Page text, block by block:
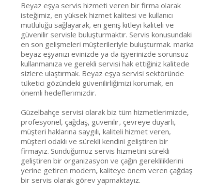
Beyaz eşya servis hizmeti veren bir firma olarak
isteğimiz, en yüksek hizmet kalitesi ve kullanıcı
mutluluğu sağlayarak, en geniş kitleyi kaliteli ve
güvenilir servisle buluşturmaktır. Servis konusundaki
en son gelişmeleri müşterileriyle buluşturmak. marka
beyaz eşyanızı evinizde ya da işyerinizde sorunsuz
kullanmanıza ve gerekli servisi hak ettiğiniz kalitede
sizlere ulaştırmak. Beyaz eşya servisi sektöründe
tüketici gözündeki güvenilirliğimizi korumak, en
önemli hedeflerimizdir.
Güzelbahçe servisi olarak biz tüm hizmetlerimizde,
profesyonel, çağdaş, güvenilir, çevreye duyarlı,
müşteri haklarına saygılı, kaliteli hizmet veren,
müşteri odaklı ve sürekli kendini geliştiren bir
firmayız. Sunduğumuz servis hizmetini sürekli
geliştiren bir organizasyon ve çağın gerekliliklerini
yerine getiren modern, kaliteye önem veren çağdaş
bir servis olarak görev yapmaktayız.